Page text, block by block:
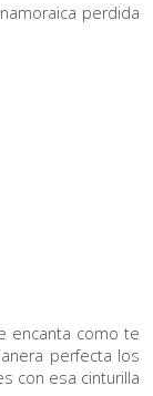
perdida
encanta como te
perfecta los
con esa cinturilla